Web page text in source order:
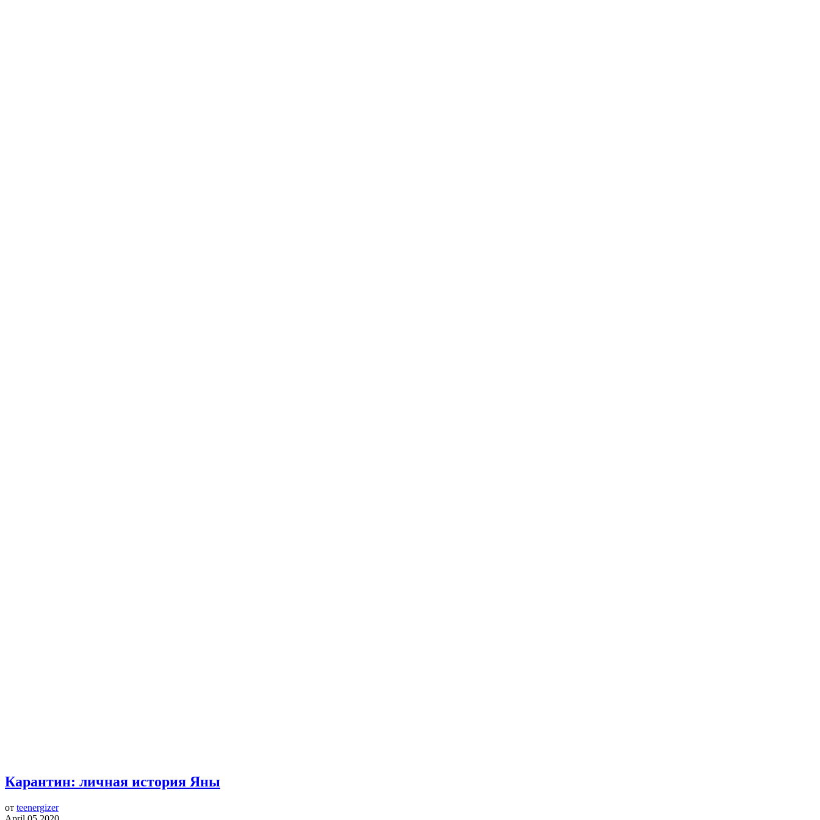
Карантин: личная история Яны
от teenergizer